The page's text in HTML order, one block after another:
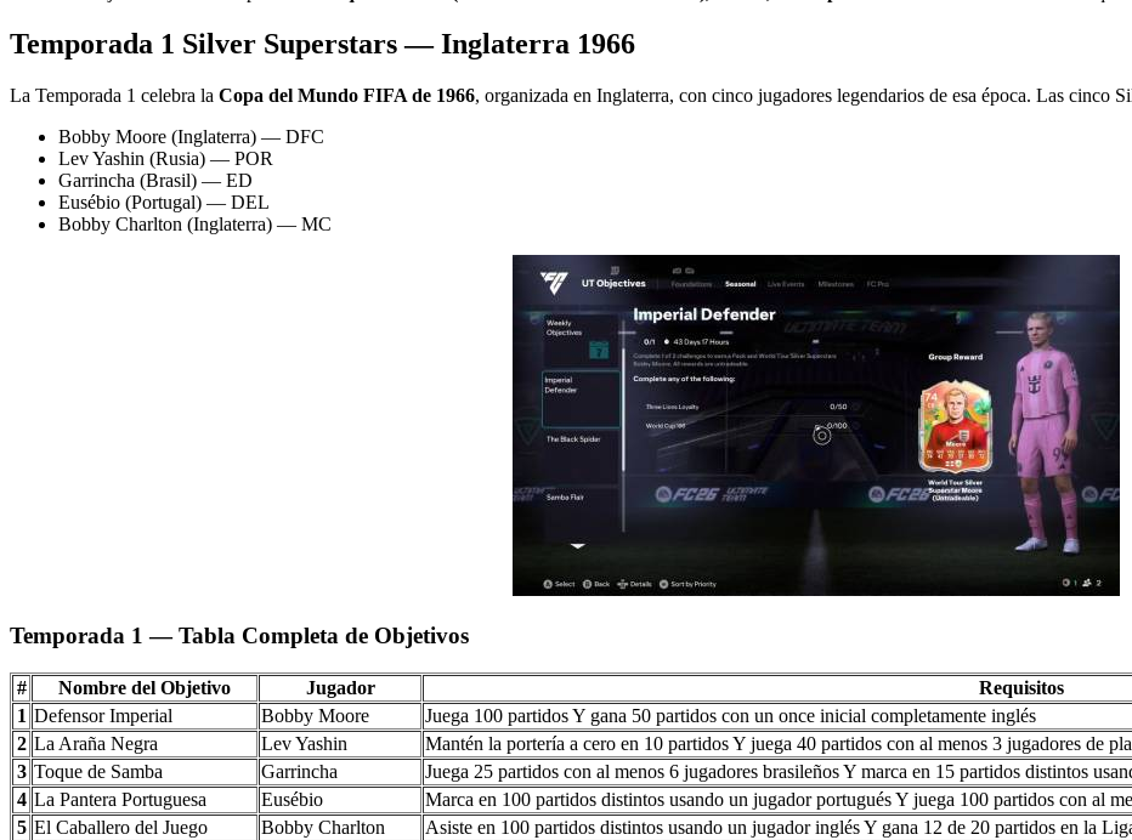
Temporada 1 Silver Superstars — Inglaterra 1966
La Temporada 1 celebra la Copa del Mundo FIFA de 1966, organizada en Inglaterra, con cinco jugadores legendarios de esa época. Las cinco
Bobby Moore (Inglaterra) — DFC
Lev Yashin (Rusia) — POR
Garrincha (Brasil) — ED
Eusébio (Portugal) — DEL
Bobby Charlton (Inglaterra) — MC
Temporada 1 — Tabla Completa de Objetivos
# Nombre del Objetivo Jugador
Requisitos
1 Defensor Imperial Bobby Moore
Juega 100 partidos Y gana 50 partidos con un once inicial completamente inglés
2 La Araña Negra Lev Yashin
Mantén la portería a cero en 10 partidos Y juega 40 partidos con al menos 3 jugadores de
3 Toque de Samba Garrincha
Juega 25 partidos con al menos 6 jugadores brasileños Y marca en 15 partidos distintos
4 La Pantera Portuguesa Eusébio
Marca en 100 partidos distintos usando un jugador portugués Y juega 100 partidos con al
5 El Caballero del Juego Bobby Charlton Asiste en 100 partidos distintos usando un jugador inglés Y gana 12 de 20 partidos en la